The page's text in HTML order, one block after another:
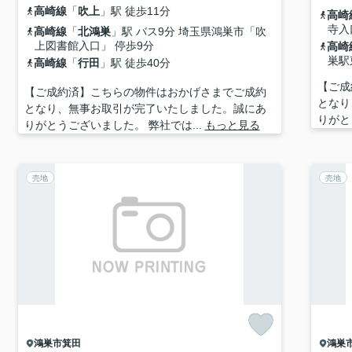
高崎線「吹上 」駅 徒歩11分
高崎線「北鴻巣」駅 バス9分 埼玉県鴻巣市「吹
上図書館入口」 停歩9分
高崎線「行田 」駅 徒歩40分
【ご成約済】こちらの物件はおかげさまでご成約
となり、無事お取引が完了いたしました。誠にあ
りがとうございました。 弊社では...
もっと見る
高崎
寺入
高崎
巣駅
【ご
とな
りが
売地
鴻巣市箕田
売地
鴻巣